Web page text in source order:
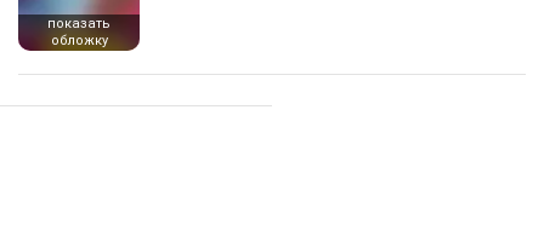
показать
обложку